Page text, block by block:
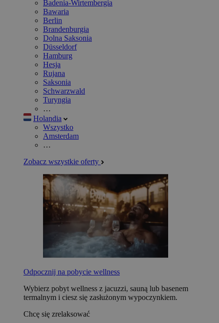
Badenia-Wirtembergia
Bawaria
Berlin
Brandenburgia
Dolna Saksonia
Düsseldorf
Hamburg
Hesja
Rujana
Saksonia
Schwarzwald
Turyngia
…
Holandia
Wszystko
Amsterdam
…
Zobacz wszystkie oferty
Odpocznij na pobycie wellness
Wybierz pobyt wellness z jacuzzi, sauną lub basenem
termalnym i ciesz się zasłużonym wypoczynkiem.
Chcę się zrelaksować